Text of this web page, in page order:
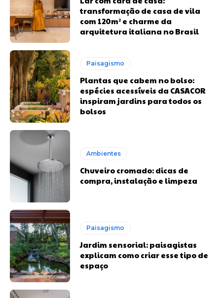
transformação de casa de vila
com 120m² e charme da
arquitetura italiana no Brasil
Paisagismo
Plantas que cabem no bolso:
espécies acessíveis da CASACOR
inspiram jardins para todos os
bolsos
Ambientes
Chuveiro cromado: dicas de
compra, instalação e limpeza
Paisagismo
Jardim sensorial: paisagistas
explicam como criar esse tipo de
espaço